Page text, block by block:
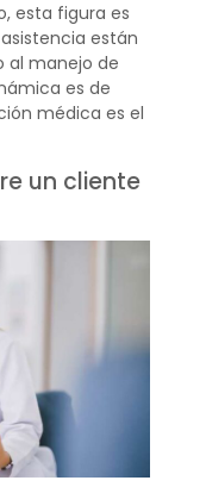
esta figura es
están
al manejo de
es de
médica es el
un cliente